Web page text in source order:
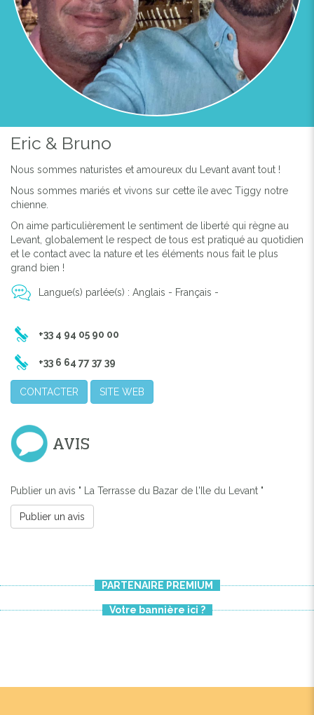
Previous
Eric & Bruno
Nous sommes naturistes et amoureux du Levant avant tout !
Nous sommes mariés et vivons sur cette île avec Tiggy notre
chienne.
On aime particulièrement le sentiment de liberté qui règne au
Levant, globalement le respect de tous est pratiqué au quotidien
et le contact avec la nature et les éléments nous fait le plus
grand bien !
Langue(s) parlée(s) : Anglais - Français -
+33 4 94 05 90 00
+33 6 64 77 37 39
CONTACTER SITE WEB
AVIS
Publier un avis " La Terrasse du Bazar de l'Ile du Levant "
Publier un avis
PARTENAIRE PREMIUM
Votre bannière ici ?